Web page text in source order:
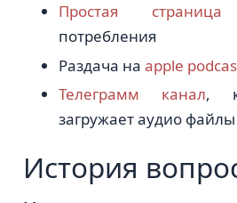
Простая страница
потребления
Раздача нa apple
Телеграмм канал,
загружает аудио файлы
История